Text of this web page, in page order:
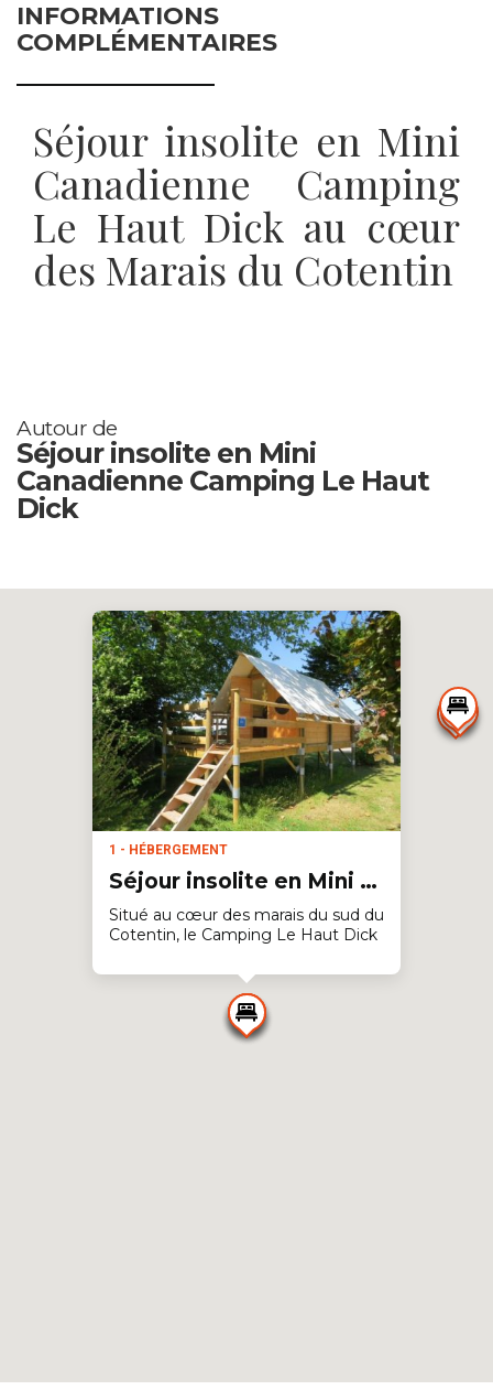
INFORMATIONS
COMPLÉMENTAIRES
Séjour insolite en Mini
Canadienne Camping
Le Haut Dick au cœur
des Marais du Cotentin
Autour de
Séjour insolite en Mini
Canadienne Camping Le Haut
Dick
1 - HÉBERGEMENT
Séjour insolite en Mini Canadienne Camping Le Haut Dick
Situé au cœur des marais du sud du
Cotentin, le Camping Le Haut Dick
confortables mobil-homes et
chalets ainsi que de nombreux
emplacements camping... Point de
départ idéal pour des vacances de